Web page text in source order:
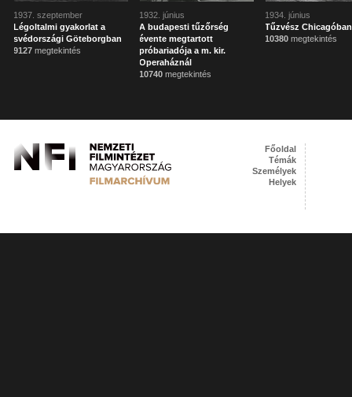
1937. szeptember
Légoltalmi gyakorlat a
svédországi Göteborgban
9127 megtekintés
1932. június
A budapesti tűzőrség
évente megtartott
próbariadója a m. kir.
Operaháznál
10740 megtekintés
1934. június
Tűzvész Chicagóban
10380 megtekintés
Főoldal
Témák
Személyek
Helyek